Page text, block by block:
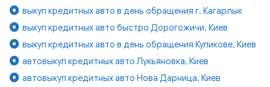
выкуп кредитных авто в день обращения г. Кагарлык
выкуп кредитных авто быстро Дорогожичи, Киев
выкуп кредитных авто в день обращения Куликове, Киев
автовыкуп кредитных авто Лукьяновка, Киев
автовыкуп кредитных авто Нова Дарница, Киев